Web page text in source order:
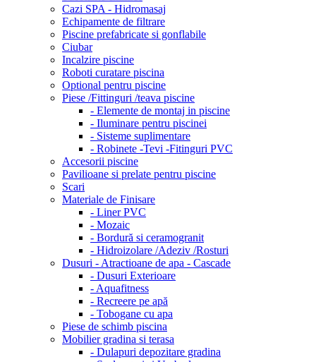
Cazi SPA - Hidromasaj
Echipamente de filtrare
Piscine prefabricate si gonflabile
Ciubar
Incalzire piscine
Roboti curatare piscina
Optional pentru piscine
Piese /Fittinguri /teava piscine
- Elemente de montaj in piscine
- Iluminare pentru piscinei
- Sisteme suplimentare
- Robinete -Tevi -Fitinguri PVC
Accesorii piscine
Pavilioane si prelate pentru piscine
Scari
Materiale de Finisare
- Liner PVC
- Mozaic
- Bordură si ceramogranit
- Hidroizolare /Adeziv /Rosturi
Dusuri - Atractioane de apa - Cascade
- Dusuri Exterioare
- Aquafitness
- Recreere pe apă
- Tobogane cu apa
Piese de schimb piscina
Mobilier gradina si terasa
- Dulapuri depozitare gradina